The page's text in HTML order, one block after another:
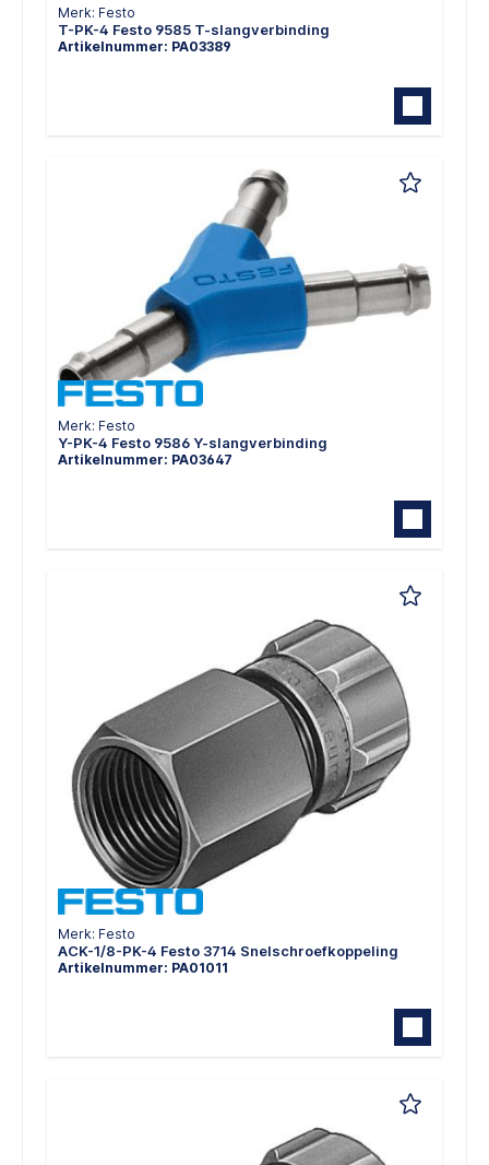
Merk: Festo
T-PK-4 Festo 9585 T-slangverbinding
Artikelnummer: PA03389
Merk: Festo
Y-PK-4 Festo 9586 Y-slangverbinding
Artikelnummer: PA03647
Merk: Festo
ACK-1/8-PK-4 Festo 3714 Snelschroefkoppeling
Artikelnummer: PA01011